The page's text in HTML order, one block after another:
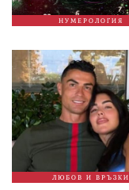
НУМЕРОЛОГИЯ
ЛЮБОВ И ВРЪЗКИ